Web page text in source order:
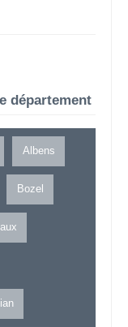
département
Albens
Bozel